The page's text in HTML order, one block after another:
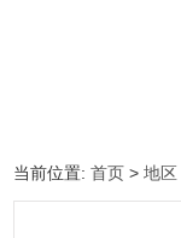
当前位置:首页 >地区